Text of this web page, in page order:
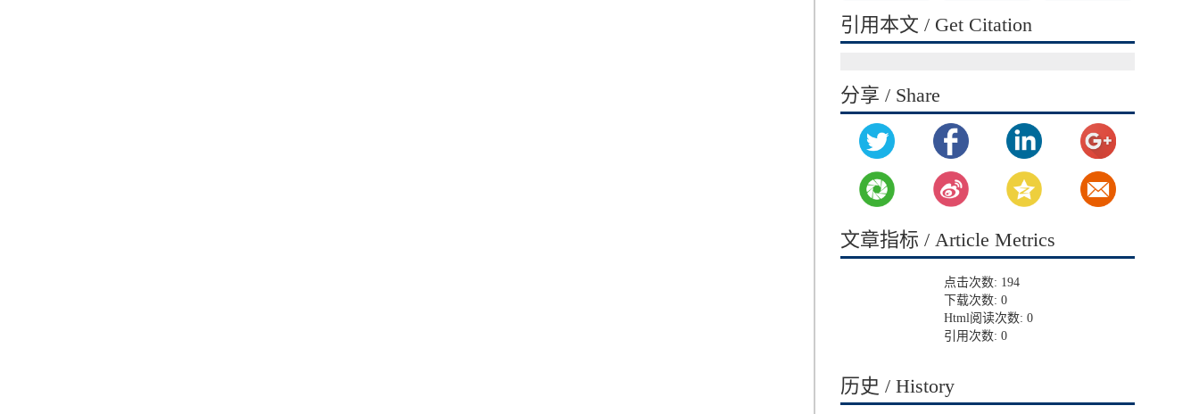
引用本文 / Get Citation
分享 / Share
文章指标 / Article Metrics
点击次数: 194
下载次数: 0
Html阅读次数: 0
引用次数: 0
历史 / History